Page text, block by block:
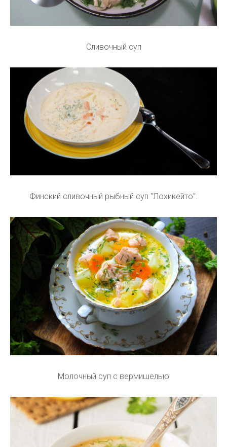
Сливочный суп
Финский сливочный рыбный суп "Лохикейто".
Молочный суп с вермишелью